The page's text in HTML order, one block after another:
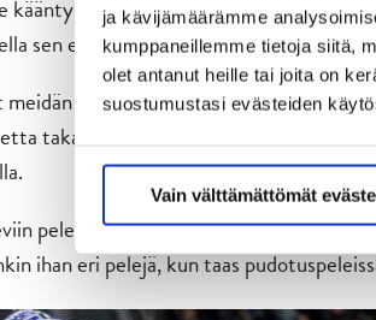
ja kävijämäärämme
kumppaneillemme tietoja siitä,
olet antanut heille tai joita on
suostumustasi evästeiden
Vain välttämättömät
kääntyi kuitenkin lopulta JYPin eduksi,
sen enempää.
pitää nollata koko runkosarja.
takana. Playoffit olivat käynnissä
peleihin meidän täytyy lähteä
ihan eri pelejä, kun taas